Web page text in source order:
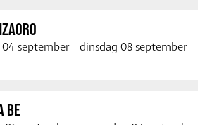
september - dinsdag 08 september
BE